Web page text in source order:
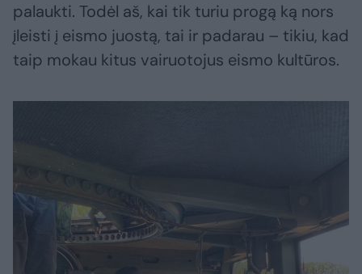
palaukti. Todėl aš, kai tik turiu progą ką nors
įleisti į eismo juostą, tai ir padarau – tikiu, kad
taip mokau kitus vairuotojus eismo kultūros.